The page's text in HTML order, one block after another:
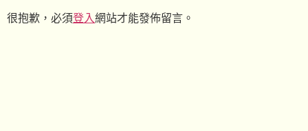
很抱歉，必須登入網站才能發佈留言。